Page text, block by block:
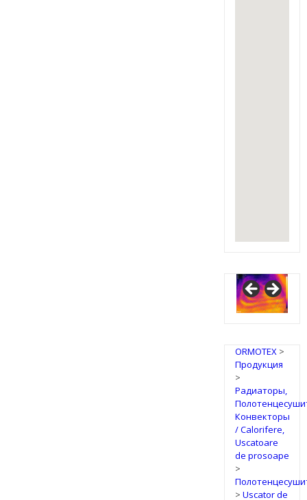
ORMOTEX>
Продукция
>
Радиаторы,
Конвекторы
/ Calorifere,
Uscatoare
de prosoape
>
> Uscator de